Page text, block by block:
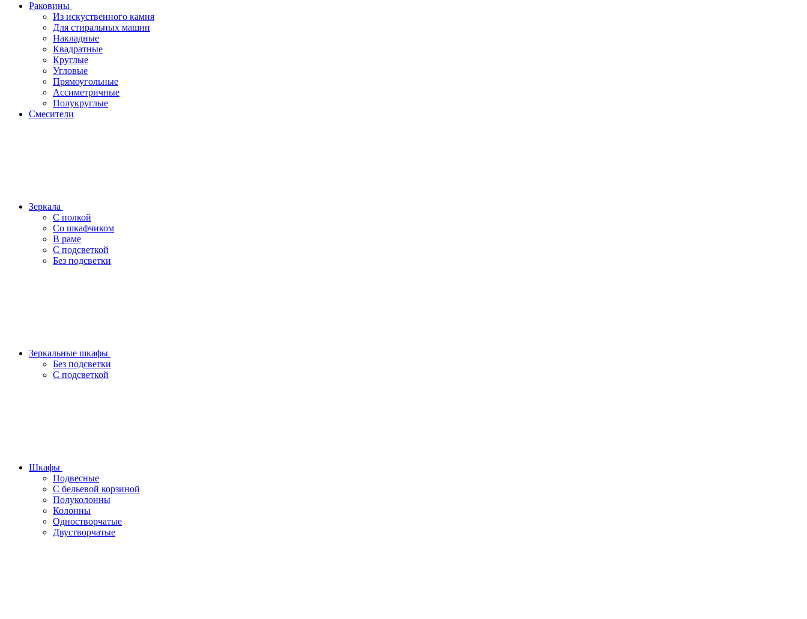
Раковины
Из искуственного камня
Для стиральных машин
Накладные
Квадратные
Круглые
Угловые
Прямоугольные
Ассиметричные
Полукруглые
Смесители
Зеркала
С полкой
Со шкафчиком
В раме
С подсветкой
Без подсветки
Зеркальные шкафы
Без подсветки
С подсветкой
Шкафы
Подвесные
С бельевой корзиной
Полуколонны
Колонны
Одностворчатые
Двустворчатые